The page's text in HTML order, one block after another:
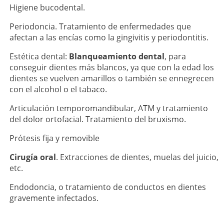
Higiene bucodental.
Periodoncia. Tratamiento de enfermedades que
afectan a las encías como la gingivitis y periodontitis.
Estética dental: Blanqueamiento dental, para
conseguir dientes más blancos, ya que con la edad los
dientes se vuelven amarillos o también se ennegrecen
con el alcohol o el tabaco.
Articulación temporomandibular, ATM y tratamiento
del dolor ortofacial. Tratamiento del bruxismo.
Prótesis fija y removible
Cirugía oral. Extracciones de dientes, muelas del juicio,
etc.
Endodoncia, o tratamiento de conductos en dientes
gravemente infectados.